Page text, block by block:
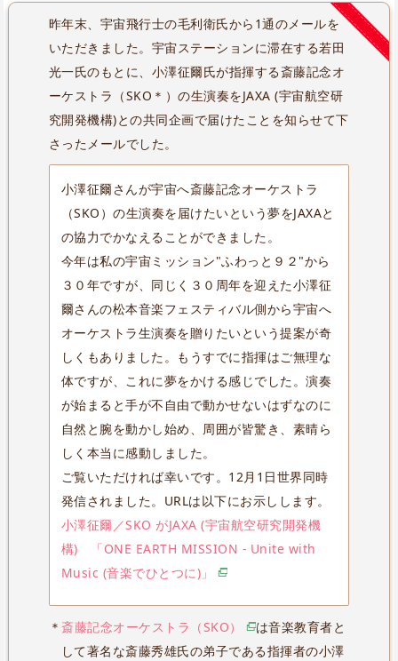
昨年末、宇宙飛行士の毛利衛氏から1通のメールを
いただきました。宇宙ステーションに滞在する若田
光一氏のもとに、小澤征爾氏が指揮する斎藤記念オ
ーケストラ（SKO＊）の生演奏をJAXA (宇宙航空研
究開発機構)との共同企画で届けたことを知らせて下
さったメールでした。
小澤征爾さんが宇宙へ斎藤記念オーケストラ
（SKO）の生演奏を届けたいという夢をJAXAと
の協力でかなえることができました。
今年は私の宇宙ミッション"ふわっと９２"から
３０年ですが、同じく３０周年を迎えた小澤征
爾さんの松本音楽フェスティバル側から宇宙へ
オーケストラ生演奏を贈りたいという提案が奇
しくもありました。もうすでに指揮はご無理な
体ですが、これに夢をかける感じでした。演奏
が始まると手が不自由で動かせないはずなのに
自然と腕を動かし始め、周囲が皆驚き、素晴ら
しく本当に感動しました。
ご覧いただければ幸いです。12月1日世界同時
発信されました。URLは以下にお示しします。
小澤征爾／SKO がJAXA (宇宙航空研究開発機
構) 「ONE EARTH MISSION - Unite with
Music (⾳楽でひとつに)」
＊ 斎藤記念オーケストラ（SKO）
は音楽教育者と
して著名な斎藤秀雄氏の弟子である指揮者の小澤